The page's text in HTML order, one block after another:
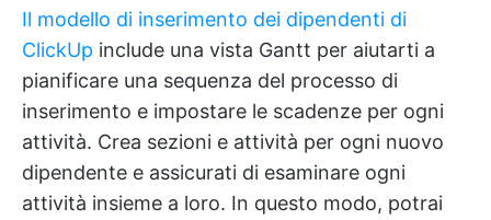
Il modello di inserimento dei dipendenti di
ClickUp include una vista Gantt per aiutarti a
pianificare una sequenza del processo di
inserimento e impostare le scadenze per ogni
attività. Crea sezioni e attività per ogni nuovo
dipendente e assicurati di esaminare ogni
attività insieme a loro. In questo modo, potrai